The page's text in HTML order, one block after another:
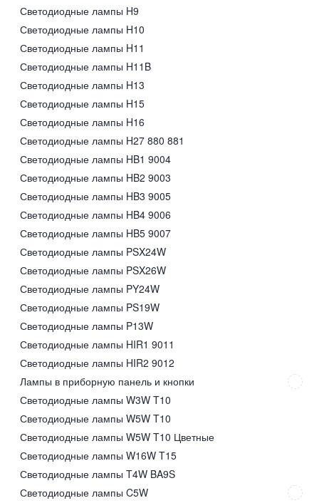
Светодиодные лампы H9
Светодиодные лампы H10
Светодиодные лампы H11
Светодиодные лампы H11B
Светодиодные лампы H13
Светодиодные лампы H15
Светодиодные лампы H16
Светодиодные лампы H27 880 881
Светодиодные лампы HB1 9004
Светодиодные лампы HB2 9003
Светодиодные лампы HB3 9005
Светодиодные лампы HB4 9006
Светодиодные лампы HB5 9007
Светодиодные лампы PSX24W
Светодиодные лампы PSX26W
Светодиодные лампы PY24W
Светодиодные лампы PS19W
Светодиодные лампы P13W
Светодиодные лампы HIR1 9011
Светодиодные лампы HIR2 9012
Лампы в приборную панель и кнопки
Светодиодные лампы W3W T10
Светодиодные лампы W5W T10
Светодиодные лампы W5W T10 Цветные
Светодиодные лампы W16W T15
Светодиодные лампы T4W BA9S
Светодиодные лампы C5W